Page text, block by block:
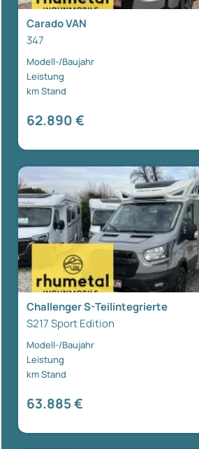
Carado VAN
347
Modell-/Baujahr
Leistung
km Stand
62.890 €
Challenger S-Teilintegrierte
S217 Sport Edition
Modell-/Baujahr
Leistung
km Stand
63.885 €